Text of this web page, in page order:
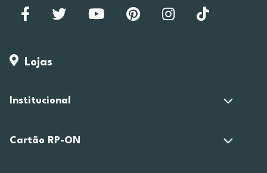
Lojas
Institucional
Cartão RP-ON